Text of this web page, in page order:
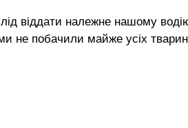
віддати належне нашому
не побачили майже усіх